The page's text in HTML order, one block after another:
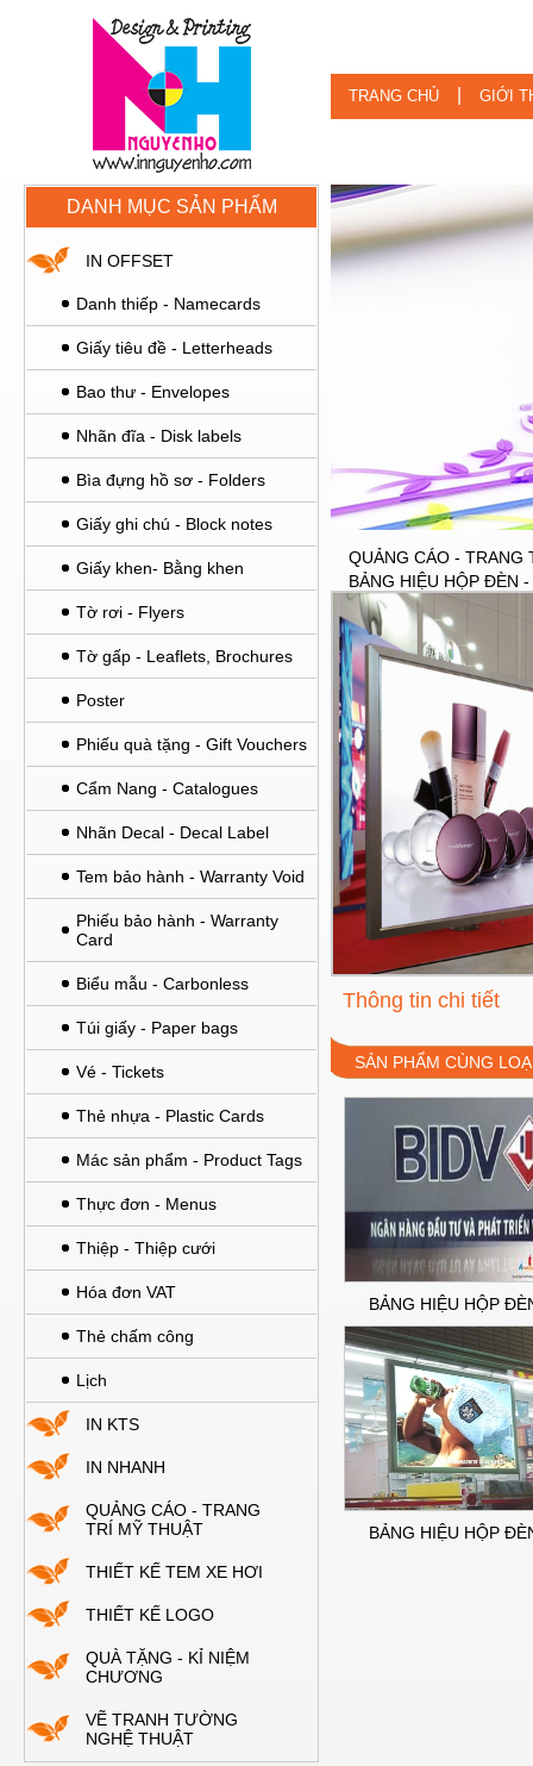
TRANG CHỦ GIỚI
DANH MỤC SẢN PHẨM
IN OFFSET
Danh thiếp - Namecards
Giấy tiêu đề - Letterheads
Bao thư - Envelopes
Nhãn đĩa - Disk labels
Bìa đựng hồ sơ - Folders
Giấy ghi chú - Block notes
Giấy khen- Bằng khen
Tờ rơi - Flyers
Tờ gấp - Leaflets, Brochures
Poster
Phiếu quà tặng - Gift Vouchers
Cẩm Nang - Catalogues
Nhãn Decal - Decal Label
Tem bảo hành - Warranty Void
Phiếu bảo hành - Warranty
Card
Biểu mẫu - Carbonless
Túi giấy - Paper bags
Vé - Tickets
Thẻ nhựa - Plastic Cards
Mác sản phẩm - Product Tags
Thực đơn - Menus
Thiệp - Thiệp cưới
Hóa đơn VAT
Thẻ chấm công
Lịch
IN KTS
IN NHANH
QUẢNG CÁO - TRANG
TRÍ MỸ THUẬT
THIẾT KẾ TEM XE HƠI
THIẾT KẾ LOGO
QUÀ TẶNG - KỈ NIỆM
CHƯƠNG
VẼ TRANH TƯỜNG
NGHỆ THUẬT
QUẢNG CÁO - TRANG
BẢNG HIỆU HỘP ĐÈN
Thông tin chi tiết
SẢN PHẨM CÙNG
BẢNG HIỆU HỘP
BẢNG HIỆU HỘP